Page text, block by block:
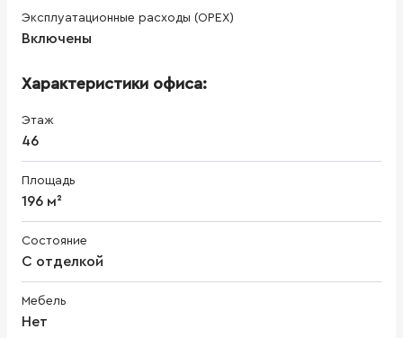
Эксплуатационные расходы (OPEX)
Включены
Характеристики офиса:
Этаж
46
Площадь
196 м²
Состояние
С отделкой
Мебель
Нет